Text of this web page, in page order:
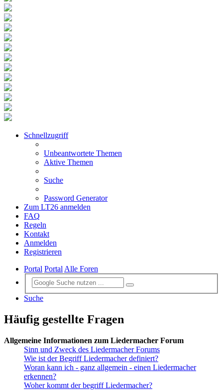
Schnellzugriff
Unbeantwortete Themen
Aktive Themen
Suche
Password Generator
Zum LT26 anmelden
FAQ
Regeln
Kontakt
Anmelden
Registrieren
Portal PortalAlle Foren
Suche
Häufig gestellte Fragen
Allgemeine Informationen zum Liedermacher Forum
Sinn und Zweck des Liedermacher Forums
Wie ist der Begriff Liedermacher definiert?
Woran kann ich - ganz allgemein - einen Liedermacher
erkennen?
Woher kommt der begriff Liedermacher?